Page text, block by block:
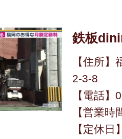
鉄板
【住所
2-3-8
【電話
【営業
【定休日